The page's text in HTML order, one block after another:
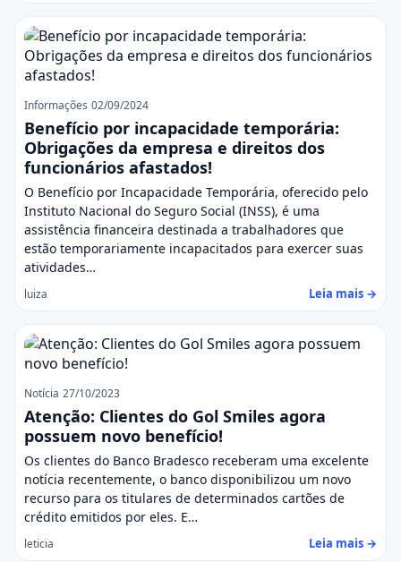
Informações 02/09/2024
Benefício por incapacidade temporária:
Obrigações da empresa e direitos dos
funcionários afastados!
O Benefício por Incapacidade Temporária, oferecido pelo
Instituto Nacional do Seguro Social (INSS), é uma
assistência financeira destinada a trabalhadores que
estão temporariamente incapacitados para exercer suas
atividades…
luiza Leia mais →
Notícia 27/10/2023
Atenção: Clientes do Gol Smiles agora
possuem novo benefício!
Os clientes do Banco Bradesco receberam uma excelente
notícia recentemente, o banco disponibilizou um novo
recurso para os titulares de determinados cartões de
crédito emitidos por eles. E…
leticia Leia mais →